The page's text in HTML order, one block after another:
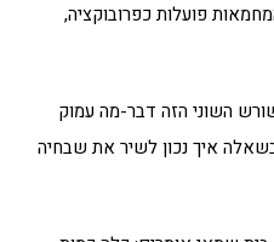
פועלות כפרובוקציה,
השוני הזה דבר-מה עמוק
איך נכון לשיר את שבחיה